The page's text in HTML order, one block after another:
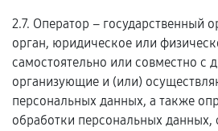
2.7. Оператор – государственный
орган, юридическое или
самостоятельно или совместно с
организующие и (или)
персональных данных, а также
обработки персональных данных,